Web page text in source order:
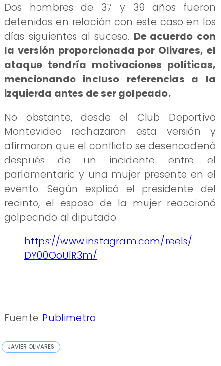
Dos hombres de 37 y 39 años fueron
detenidos en relación con este caso en los
días siguientes al suceso. De acuerdo con
la versión proporcionada por Olivares, el
ataque tendría motivaciones políticas,
mencionando incluso referencias a la
izquierda antes de ser golpeado.
No obstante, desde el Club Deportivo
Montevideo rechazaron esta versión y
afirmaron que el conflicto se desencadenó
después de un incidente entre el
parlamentario y una mujer presente en el
evento. Según explicó el presidente del
recinto, el esposo de la mujer reaccionó
golpeando al diputado.
https://www.instagram.com/reels/
DY00OoUlR3m/
Fuente: Publimetro
JAVIER OLIVARES